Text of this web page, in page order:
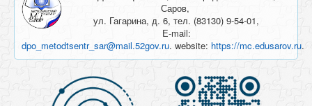
Саров,
ул. Гагарина, д. 6, тел. (83130) 9-54-01,
E-mail:
dpo_metodtsentr_sar@mail.52gov.ru. website: https://mc.edusarov.ru.